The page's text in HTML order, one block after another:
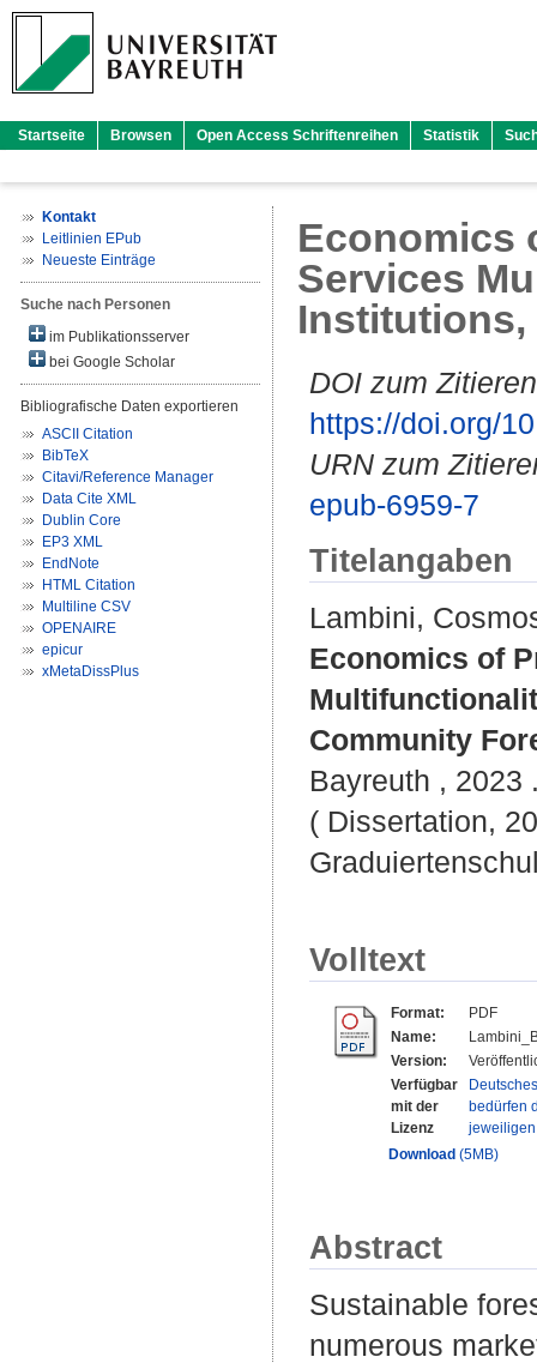
Startseite Browsen Open Access Schriftenreihen Statistik
Kontakt
Leitlinien EPub
Neueste Einträge
Suche nach Personen
im Publikationsserver
bei Google Scholar
Bibliografische Daten exportieren
ASCII Citation
BibTeX
Citavi/Reference Manager
Data Cite XML
Dublin Core
EP3 XML
EndNote
HTML Citation
Multiline CSV
OPENAIRE
epicur
xMetaDissPlus
Economics
Services
Institutions,
DOI zum
https://doi.org/
URN zum
epub-6959-7
Titelangaben
Lambini,
Economics of
Community
Bayreuth , 2023
( Dissertation,
Volltext
Format:
PDF
Name:
Version:
Verfügbar
mit der
Lizenz
bedürfen
Download (5MB)
Abstract
Sustainable
numerous